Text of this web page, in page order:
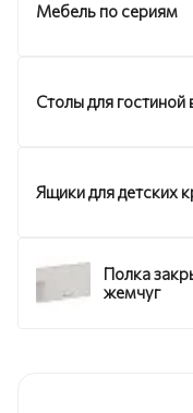
Мебель по сериям
Столы для
Ящики для детских
Полка
жемчуг